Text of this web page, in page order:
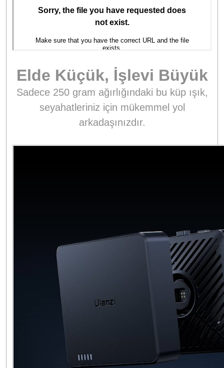
Elde Küçük, İşlevi Büyük
Sadece 250 gram ağırlığındaki bu küp ışık,
seyahatleriniz için mükemmel yol
arkadaşınızdır.